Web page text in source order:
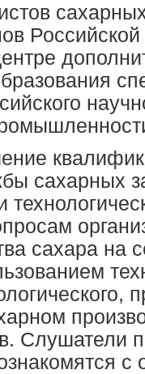
сахарных
сахара на
Слушатели